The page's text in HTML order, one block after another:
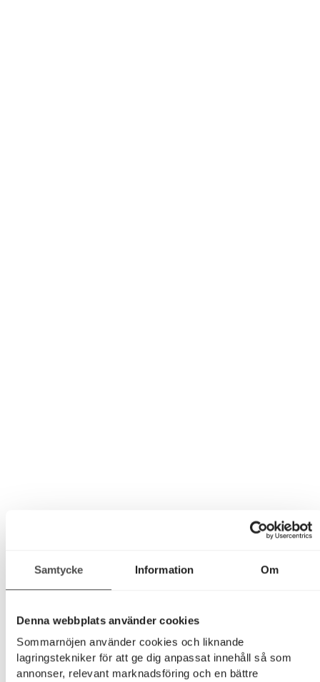
Samtycke Information Om
Denna webbplats använder cookies
Sommarnöjen använder cookies och liknande
lagringstekniker för att ge dig anpassat innehåll så som
annonser, relevant marknadsföring och en bättre